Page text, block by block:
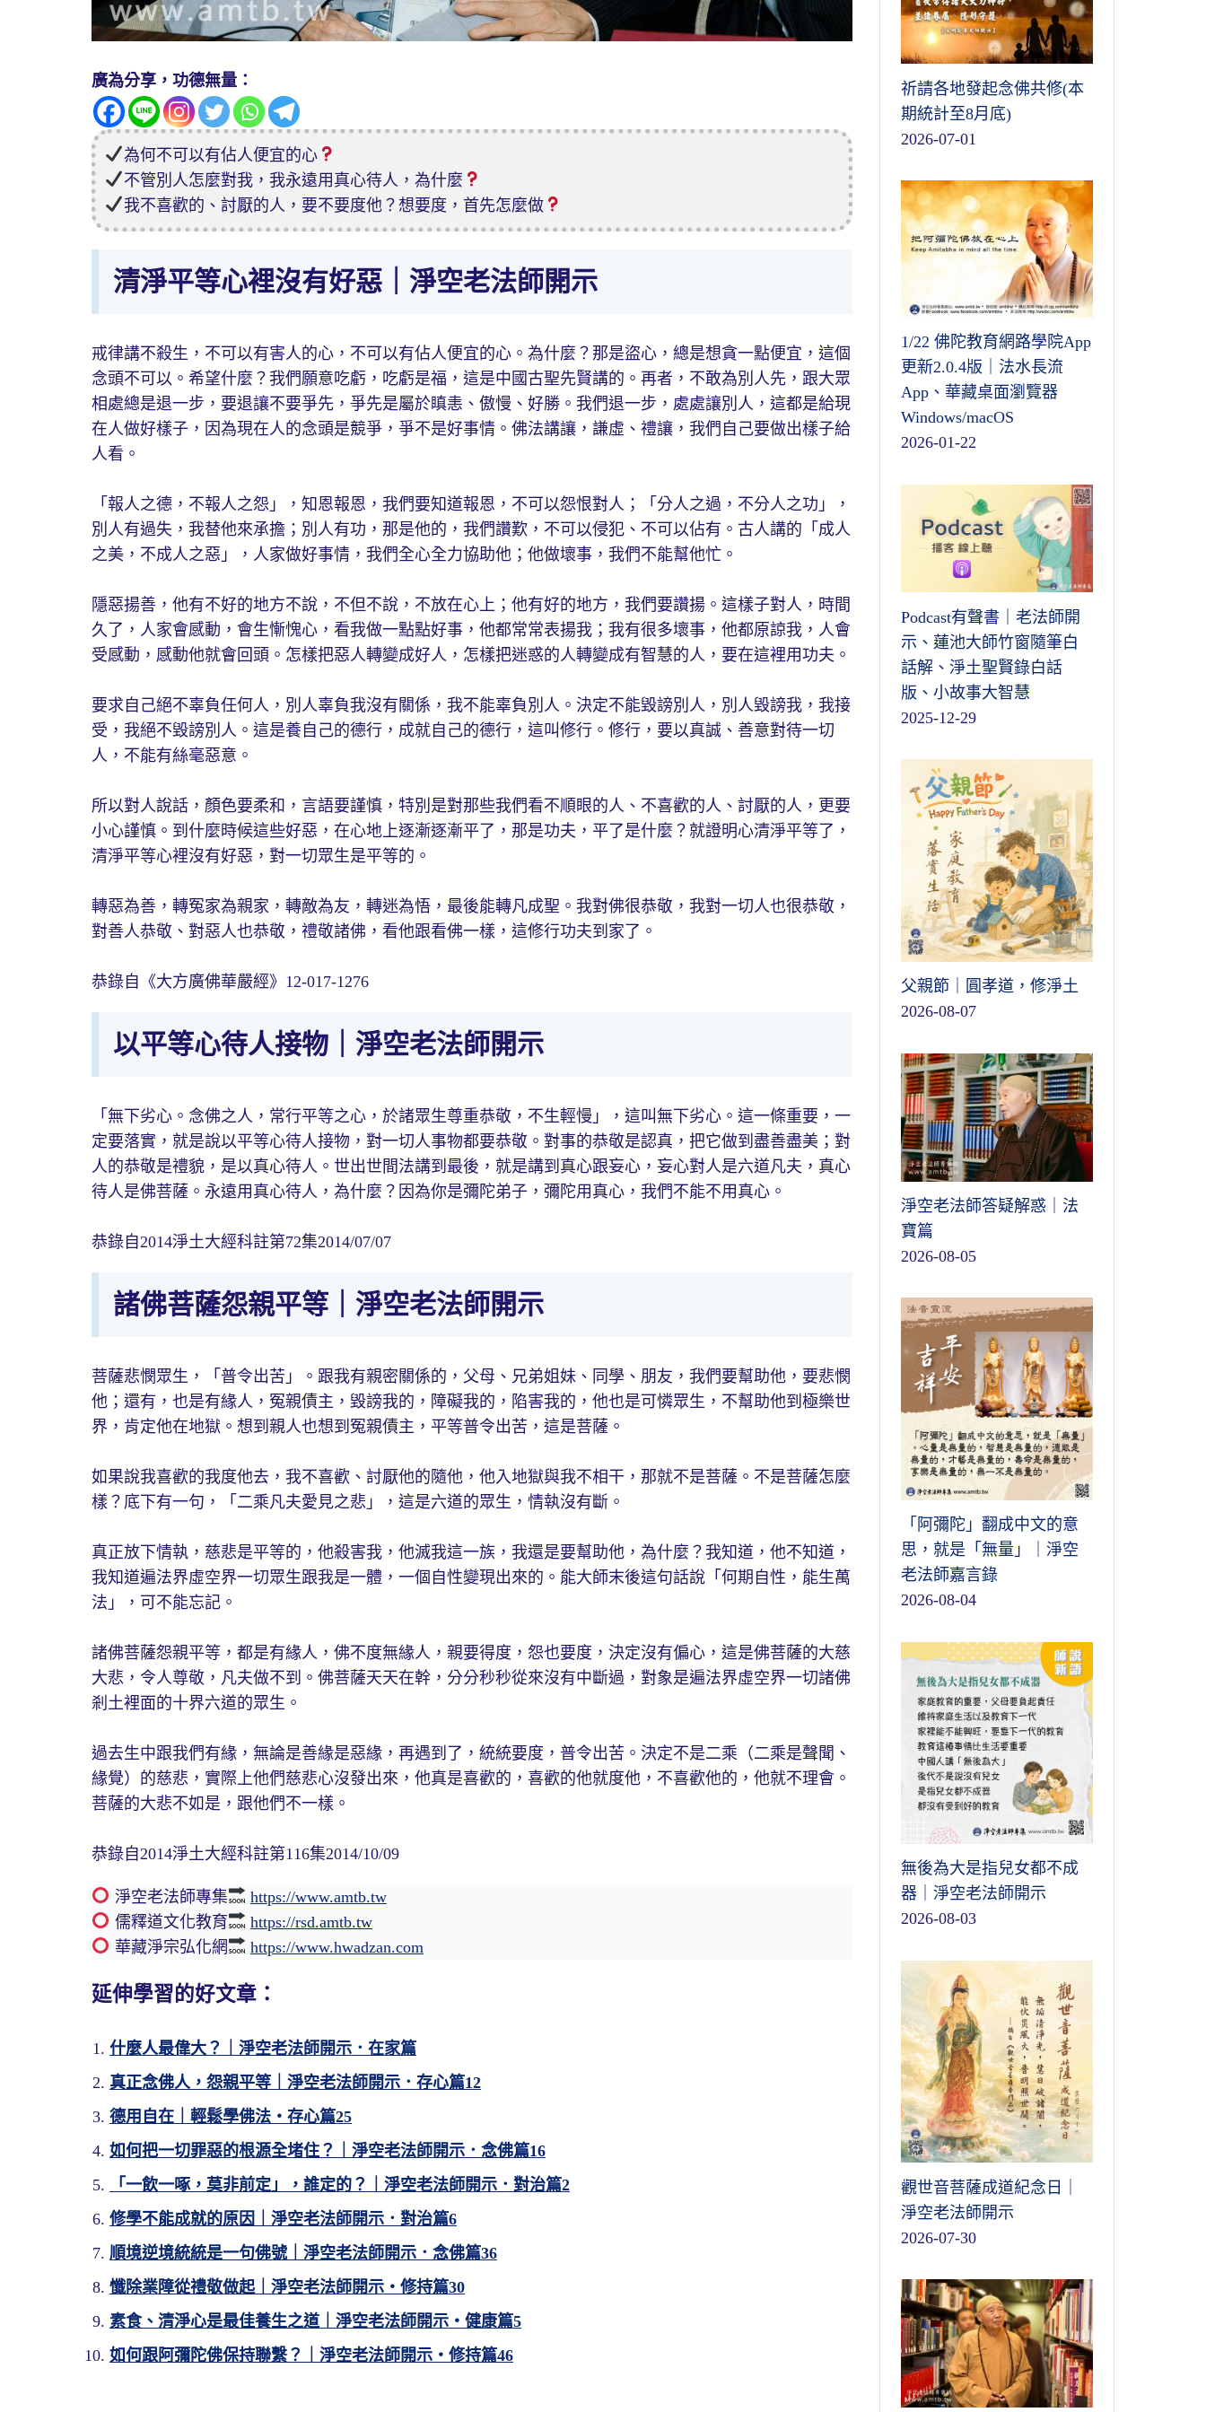
廣為分享，功德無量：
為何不可以有佔人便宜的心
不管別人怎麼對我，我永遠用真心待人，為什麼
我不喜歡的、討厭的人，要不要度他？想要度，首先怎麼做
清淨平等心裡沒有好惡｜淨空老法師開示
戒律講不殺生，不可以有害人的心，不可以有佔人便宜的心。為什麼？那是盜心，總是想貪一點便宜，這個
念頭不可以。希望什麼？我們願意吃虧，吃虧是福，這是中國古聖先賢講的。再者，不敢為別人先，跟大眾
相處總是退一步，要退讓不要爭先，爭先是屬於瞋恚、傲慢、好勝。我們退一步，處處讓別人，這都是給現
在人做好樣子，因為現在人的念頭是競爭，爭不是好事情。佛法講讓，謙虛、禮讓，我們自己要做出樣子給
人看。
「報人之德，不報人之怨」，知恩報恩，我們要知道報恩，不可以怨恨對人；「分人之過，不分人之功」，
別人有過失，我替他來承擔；別人有功，那是他的，我們讚歎，不可以侵犯、不可以佔有。古人講的「成人
之美，不成人之惡」，人家做好事情，我們全心全力協助他；他做壞事，我們不能幫他忙。
隱惡揚善，他有不好的地方不說，不但不說，不放在心上；他有好的地方，我們要讚揚。這樣子對人，時間
久了，人家會感動，會生慚愧心，看我做一點點好事，他都常常表揚我；我有很多壞事，他都原諒我，人會
受感動，感動他就會回頭。怎樣把惡人轉變成好人，怎樣把迷惑的人轉變成有智慧的人，要在這裡用功夫。
要求自己絕不辜負任何人，別人辜負我沒有關係，我不能辜負別人。決定不能毀謗別人，別人毀謗我，我接
受，我絕不毀謗別人。這是養自己的德行，成就自己的德行，這叫修行。修行，要以真誠、善意對待一切
人，不能有絲毫惡意。
所以對人說話，顏色要柔和，言語要謹慎，特別是對那些我們看不順眼的人、不喜歡的人、討厭的人，更要
小心謹慎。到什麼時候這些好惡，在心地上逐漸逐漸平了，那是功夫，平了是什麼？就證明心清淨平等了，
清淨平等心裡沒有好惡，對一切眾生是平等的。
轉惡為善，轉冤家為親家，轉敵為友，轉迷為悟，最後能轉凡成聖。我對佛很恭敬，我對一切人也很恭敬，
對善人恭敬、對惡人也恭敬，禮敬諸佛，看他跟看佛一樣，這修行功夫到家了。
恭錄自《大方廣佛華嚴經》12-017-1276
以平等心待人接物｜淨空老法師開示
「無下劣心。念佛之人，常行平等之心，於諸眾生尊重恭敬，不生輕慢」，這叫無下劣心。這一條重要，一
定要落實，就是說以平等心待人接物，對一切人事物都要恭敬。對事的恭敬是認真，把它做到盡善盡美；對
人的恭敬是禮貌，是以真心待人。世出世間法講到最後，就是講到真心跟妄心，妄心對人是六道凡夫，真心
待人是佛菩薩。永遠用真心待人，為什麼？因為你是彌陀弟子，彌陀用真心，我們不能不用真心。
恭錄自2014淨土大經科註第72集2014/07/07
諸佛菩薩怨親平等｜淨空老法師開示
菩薩悲憫眾生，「普令出苦」。跟我有親密關係的，父母、兄弟姐妹、同學、朋友，我們要幫助他，要悲憫
他；還有，也是有緣人，冤親債主，毀謗我的，障礙我的，陷害我的，他也是可憐眾生，不幫助他到極樂世
界，肯定他在地獄。想到親人也想到冤親債主，平等普令出苦，這是菩薩。
如果說我喜歡的我度他去，我不喜歡、討厭他的隨他，他入地獄與我不相干，那就不是菩薩。不是菩薩怎麼
樣？底下有一句，「二乘凡夫愛見之悲」，這是六道的眾生，情執沒有斷。
真正放下情執，慈悲是平等的，他殺害我，他滅我這一族，我還是要幫助他，為什麼？我知道，他不知道，
我知道遍法界虛空界一切眾生跟我是一體，一個自性變現出來的。能大師末後這句話說「何期自性，能生萬
法」，可不能忘記。
諸佛菩薩怨親平等，都是有緣人，佛不度無緣人，親要得度，怨也要度，決定沒有偏心，這是佛菩薩的大慈
大悲，令人尊敬，凡夫做不到。佛菩薩天天在幹，分分秒秒從來沒有中斷過，對象是遍法界虛空界一切諸佛
剎土裡面的十界六道的眾生。
過去生中跟我們有緣，無論是善緣是惡緣，再遇到了，統統要度，普令出苦。決定不是二乘（二乘是聲聞、
緣覺）的慈悲，實際上他們慈悲心沒發出來，他真是喜歡的，喜歡的他就度他，不喜歡他的，他就不理會。
菩薩的大悲不如是，跟他們不一樣。
恭錄自2014淨土大經科註第116集2014/10/09
淨空老法師專集
https://www.amtb.tw
儒釋道文化教育
https://rsd.amtb.tw
華藏淨宗弘化網
https://www.hwadzan.com
延伸學習的好文章：
什麼人最偉大？｜淨空老法師開示．在家篇
真正念佛人，怨親平等｜淨空老法師開示．存心篇12
德用自在｜輕鬆學佛法・存心篇25
如何把一切罪惡的根源全堵住？｜淨空老法師開示．念佛篇16
「一飲一啄，莫非前定」，誰定的？｜淨空老法師開示．對治篇2
修學不能成就的原因｜淨空老法師開示．對治篇6
順境逆境統統是一句佛號｜淨空老法師開示．念佛篇36
懺除業障從禮敬做起｜淨空老法師開示・修持篇30
素食、清淨心是最佳養生之道｜淨空老法師開示・健康篇5
如何跟阿彌陀佛保持聯繫？｜淨空老法師開示・修持篇46
祈請各地發起念佛共修(本
期統計至8月底)
2026-07-01
1/22 佛陀教育網路學院App
更新2.0.4版｜法水長流
App、華藏桌面瀏覽器
Windows/macOS
2026-01-22
Podcast有聲書｜老法師開
示、蓮池大師竹窗隨筆白
話解、淨土聖賢錄白話
版、小故事大智慧
2025-12-29
父親節｜圓孝道，修淨土
2026-08-07
淨空老法師答疑解惑｜法
寶篇
2026-08-05
「阿彌陀」翻成中文的意
思，就是「無量」｜淨空
老法師嘉言錄
2026-08-04
無後為大是指兒女都不成
器｜淨空老法師開示
2026-08-03
觀世音菩薩成道紀念日｜
淨空老法師開示
2026-07-30